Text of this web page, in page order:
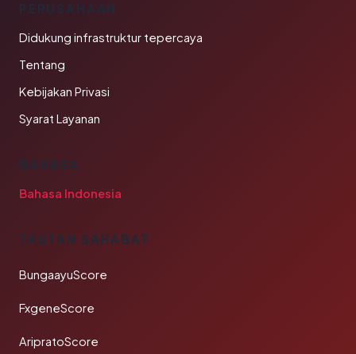
PERUSAHAAN
Didukung infrastruktur tepercaya
Tentang
Kebijakan Privasi
Syarat Layanan
BAHASA
Bahasa Indonesia
TAUTAN SAHABAT
BungaayuScore
FxgeneScore
AripratoScore